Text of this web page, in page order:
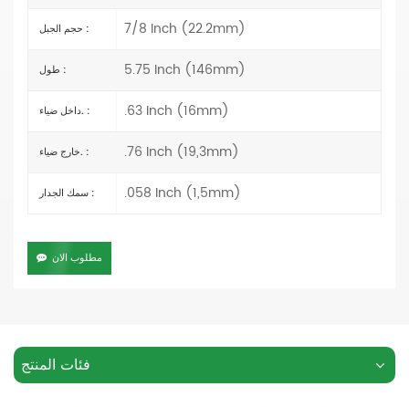
حجم الجبل : 7/8 Inch (22.2mm)
طول : 5.75 Inch (146mm)
داخل ضياء. : .63 Inch (16mm)
خارج ضياء. : .76 Inch (19,3mm)
سمك الجدار : .058 Inch (1,5mm)
مطلوب الان
فئات المنتج